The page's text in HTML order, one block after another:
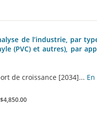
de l’industrie, par
(PVC) et autres), par
de croissance [2034]...
$4,850.00